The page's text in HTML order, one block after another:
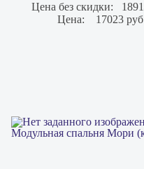
Цена без скидки:
Цена:
17023 руб
Модульная спальня Мори